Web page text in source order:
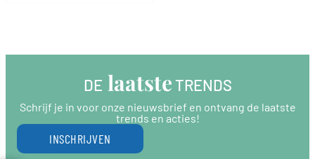
DE laatste TRENDS
Schrijf je in voor onze nieuwsbrief en ontvang de laatste
trends en acties!
INSCHRIJVEN